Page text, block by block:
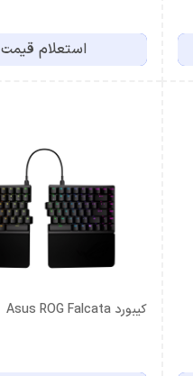
استعلام قیمت
کیبورد Asus ROG Falcata